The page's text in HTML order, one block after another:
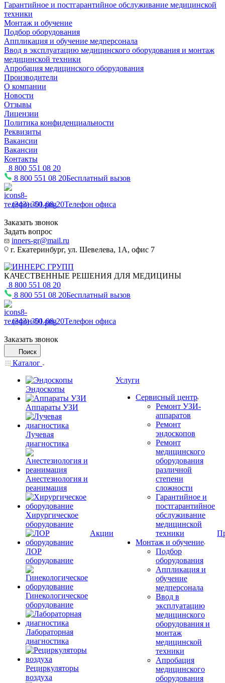
Гарантийное и постгарантийное обслуживание медицинской
техники
Монтаж и обучение
Подбор оборудования
Аппликация и обучение медперсонала
Ввод в эксплуатацию медицинского оборудования и монтаж
медицинской техники
Апробация медицинского оборудования
Производители
О компании
Новости
Отзывы
Лицензии
Политика конфиденциальности
Реквизиты
Вакансии
Вакансии
Контакты
8 800 551 08 20
8 800 551 08 20Бесплатный вызов
(343) 301-08-20Телефон офиса
Заказать звонок
Задать вопрос
inners-gr@mail.ru
г. Екатеринбург, ул. Шевелева, 1А, офис 7
КАЧЕСТВЕННЫЕ РЕШЕНИЯ ДЛЯ МЕДИЦИНЫ
8 800 551 08 20
8 800 551 08 20Бесплатный вызов
(343) 301-08-20Телефон офиса
Заказать звонок
Поиск
Каталог
Эндоскопы
Аппараты УЗИ
Лучевая
диагностика
Анестезиология и
реанимация
Хирургическое
оборудование
ЛОР
оборудование
Гинекологическое
оборудование
Лабораторная
диагностика
Рециркуляторы
воздуха
Акции
Услуги
Сервисный центр
Ремонт УЗИ-
аппаратов
Ремонт
эндоскопов
Ремонт
медицинского
оборудования
различной
степени
сложности
Гарантийное и
постгарантийное
обслуживание
медицинской
техники
Монтаж и обучение
Подбор
оборудования
Аппликация и
обучение
медперсонала
Ввод в
эксплуатацию
медицинского
оборудования и
монтаж
медицинской
техники
Апробация
медицинского
оборудования